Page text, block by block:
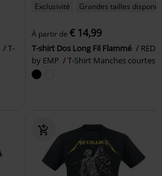
T-
Exclusivité Grandes tailles
À partir de € 14,99
T-shirt Dos Long Fil Flammé
RED
by EMP
T-Shirt Manches courtes